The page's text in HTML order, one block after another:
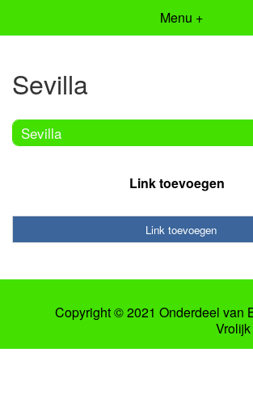
Menu +
Sevilla
Sevilla
Link toevoegen
Link toevoegen
Copyright © 2021 Onderdeel van